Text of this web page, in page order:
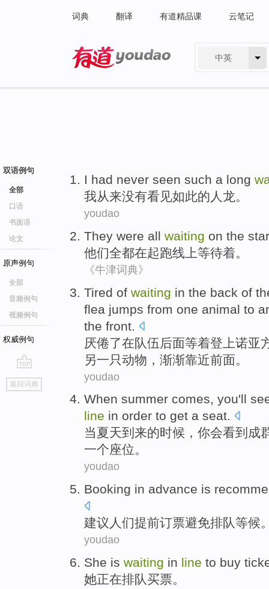
词典 翻译 有道精品课 云笔记
中英
双语例句
全部
口语
书面语
论文
原声例句
全部
音频例句
视频例句
权威例句
go
top
返回词典
I had never seen such a long
我从来没有看见如此的 人龙。
youdao
They were all waiting on the
他们全都在起跑线 上等待着。
《牛津词典》
Tired of waiting in the back of
flea jumps from one animal to
the front
厌倦了在队伍 后面等着登上诺亚
另一 只动物，渐渐靠近前面。
youdao
When summer comes, you'll
line in order to get a seat.
当夏天到来的时候， 你会看到 成
一个座位。
youdao
Booking in advance is
建议 人们提前订票避免排队等候
youdao
She is waiting in line to buy
她正在排队买票。